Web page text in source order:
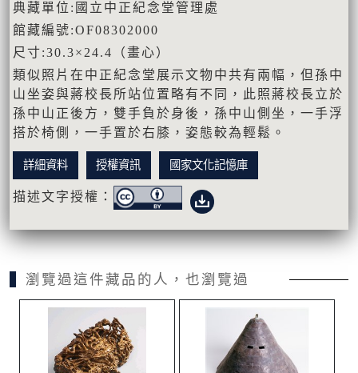
典藏單位:國立中正紀念堂管理處
館藏編號:OF08302000
尺寸:30.3×24.4（畫心）
類似照片在中正紀念堂展示文物中共有兩幅，但孫中
山坐姿與蔣校長所站位置略有不同，此照蔣校長立於
孫中山正後方，雙手負於身後，孫中山側坐，一手浮
搭於椅側，一手置於右膝，姿態較為輕鬆。
詳細資料 授權資訊 國家文化記憶庫
描述文字授權：
瀏覽過這件藏品的人，也瀏覽過